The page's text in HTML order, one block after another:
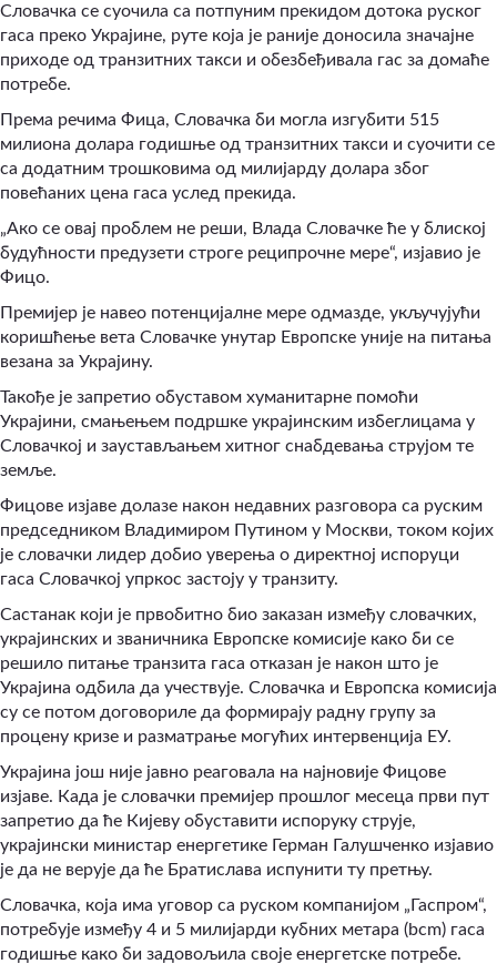
Словачка се суочила са потпуним прекидом дотока руског
гаса преко Украјине, руте која је раније доносила значајне
приходе од транзитних такси и обезбеђивала гас за домаће
потребе.
Према речима Фица, Словачка би могла изгубити 515
милиона долара годишње од транзитних такси и суочити се
са додатним трошковима од милијарду долара због
повећаних цена гаса услед прекида.
„Ако се овај проблем не реши, Влада Словачке ће у блиској
будућности предузети строге реципрочне мере“, изјавио је
Фицо.
Премијер је навео потенцијалне мере одмазде, укључујући
коришћење вета Словачке унутар Европске уније на питања
везана за Украјину.
Такође је запретио обуставом хуманитарне помоћи
Украјини, смањењем подршке украјинским избеглицама у
Словачкој и заустављањем хитног снабдевања струјом те
земље.
Фицове изјаве долазе након недавних разговора са руским
председником Владимиром Путином у Москви, током којих
је словачки лидер добио уверења о директној испоруци
гаса Словачкој упркос застоју у транзиту.
Састанак који је првобитно био заказан између словачких,
украјинских и званичника Европске комисије како би се
решило питање транзита гаса отказан је након што је
Украјина одбила да учествује. Словачка и Европска комисија
су се потом договориле да формирају радну групу за
процену кризе и разматрање могућих интервенција ЕУ.
Украјина још није јавно реаговала на најновије Фицове
изјаве. Када је словачки премијер прошлог месеца први пут
запретио да ће Кијеву обуставити испоруку струје,
украјински министар енергетике Герман Галушченко изјавио
је да не верује да ће Братислава испунити ту претњу.
Словачка, која има уговор са руском компанијом „Гаспром“,
потребује између 4 и 5 милијарди кубних метара (bcm) гаса
годишње како би задовољила своје енергетске потребе.